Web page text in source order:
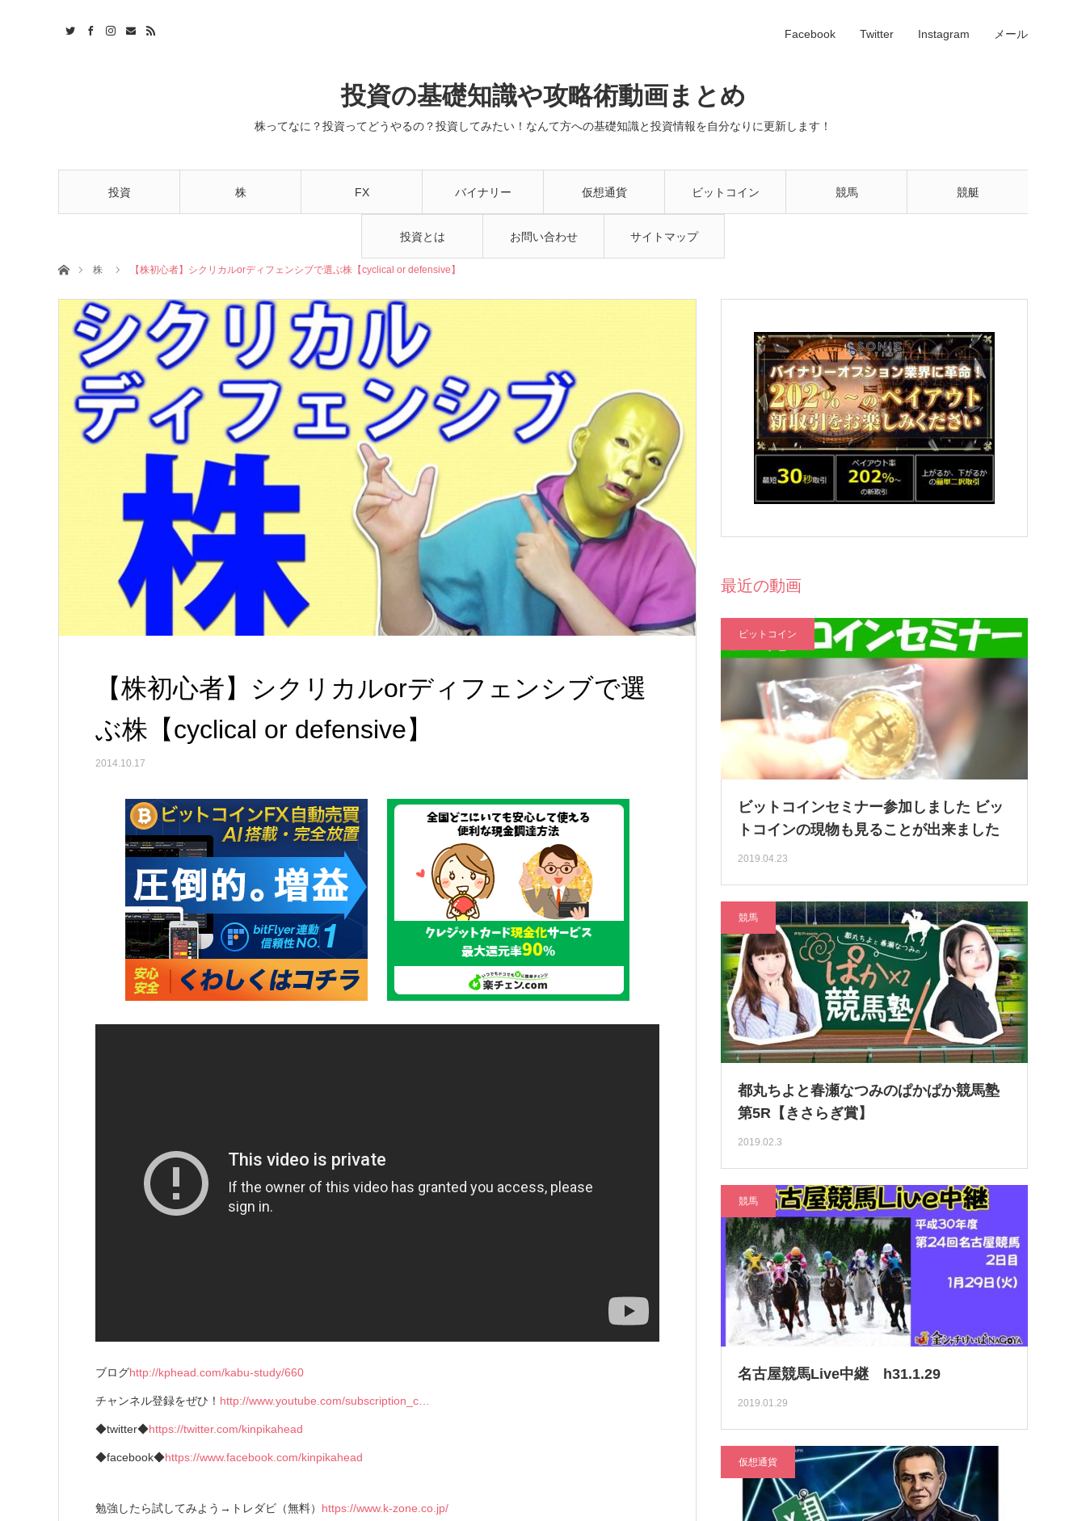
投資の基礎知識や攻略術動画まとめ
株ってなに？投資ってどうやるの？投資してみたい！なんて方への基礎知識と投資情報を自分なりに更新します！
投資 株 FX バイナリー 仮想通貨 ビットコイン 競馬 競艇
投資とは お問い合わせ サイトマップ
Facebook Twitter Instagram メール
ホーム株 【株初心者】シクリカルorディフェンシブで選ぶ株【cyclical or defensive】
【株初心者】シクリカルorディフェンシブで選
ぶ株【cyclical or defensive】
2014.10.17
ブログhttp://kphead.com/kabu-study/660
チャンネル登録をぜひ！ http://www.youtube.com/subscription_c…
◆twitter◆https://twitter.com/kinpikahead
◆facebook◆https://www.facebook.com/kinpikahead
勉強したら試してみよう→トレダビ（無料） https://www.k-zone.co.jp/
最近の動画
ビットコイン
ビットコインセミナー参加しました ビッ
トコインの現物も見ることが出来ました
2019.04.23
競馬
都丸ちよと春瀬なつみのぱかぱか競馬塾
第5R【きさらぎ賞】
2019.02.3
競馬
名古屋競馬Live中継 h31.1.29
2019.01.29
仮想通貨